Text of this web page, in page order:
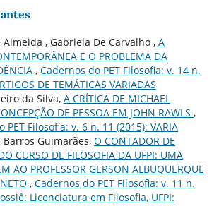
Almeida , Gabriela De Carvalho , A
E O PROBLEMA DA
, Cadernos do PET Filosofia: v. 14 n.
DE TEMÁTICAS VARIADAS
da Silva, A CRÍTICA DE MICHAEL
DE PESSOA EM JOHN RAWLS ,
PET Filosofia: v. 6 n. 11 (2015): VARIA
Barros Guimarães, O CONTADOR DE
CURSO DE FILOSOFIA DA UFPI: UMA
AO PROFESSOR GERSON ALBUQUERQUE
, Cadernos do PET Filosofia: v. 11 n.
Licenciatura em Filosofia, UFPI: